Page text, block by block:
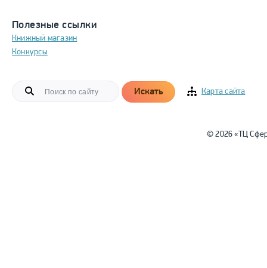
Полезные ссылки
Книжный магазин
Конкурсы
Искать Карта сайта
© 2026 «ТЦ